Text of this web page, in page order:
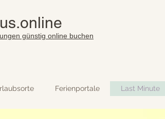
günstig online buchen
Ferienportale Last Minute